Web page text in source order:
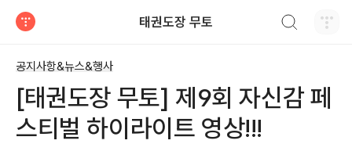
태권도장 무토
공지사항&뉴스&행사
[태권도장 무토] 제9회 자신감 페
스티벌 하이라이트 영상!!!